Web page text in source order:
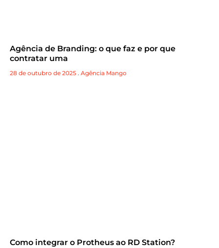
Agência de Branding: o que faz e por que
contratar uma
28 de outubro de 2025 . Agência Mango
Como integrar o Protheus ao RD Station?